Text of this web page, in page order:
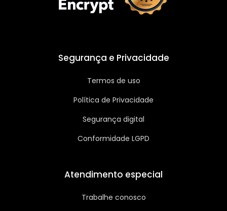
Segurança e Privacidade
Termos de uso
Política de Privacidade
Segurança digital
Conformidade LGPD
Atendimento especial
Trabalhe conosco